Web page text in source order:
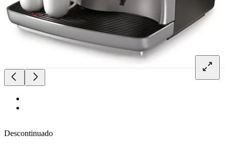
Descontinuado